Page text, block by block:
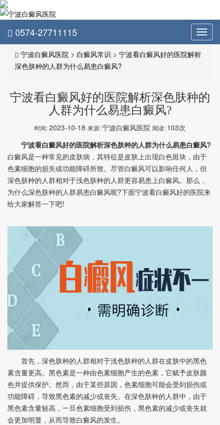
0574-27711115
宁波白癜风医院 > 白癜风常识 > 宁波看白癜风好的医院解析
深色肤种的人群为什么易患白癜风?
宁波看白癜风好的医院解析深色肤种的
人群为什么易患白癜风?
时间:2023-10-18 来源:宁波白癜风医院 阅读: 103次
宁波看白癜风好的医院解析深色肤种的人群为什么易患白癜风?
白癜风是一种常见的皮肤病，其特征是皮肤上出现白色斑块，由于
色素细胞的损失或功能障碍所致。尽管白癜风可以影响任何人，但
深色肤种的人群相对于浅色肤种的人群更容易患上白癜风。那么，
为什么深色肤种的人群易患白癜风呢?下面宁波看白癜风好的医院来
给大家解答一下吧!
首先，深色肤种的人群相对于浅色肤种的人群在皮肤中的黑色
素含量更高。黑色素是一种由色素细胞产生的色素，它赋予皮肤颜
色并提供保护。然而，由于某些原因，色素细胞可能会受到损伤或
功能障碍，导致黑色素的减少或丧失。在深色肤种的人群中，由于
黑色素含量较高，一旦色素细胞受到损伤，黑色素的减少或丧失就
会更加明显，从而导致白癜风的发生。